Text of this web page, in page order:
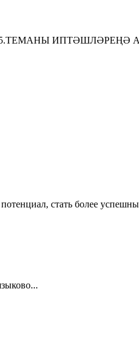
уку. 5.ТЕМАНЫ
стать более